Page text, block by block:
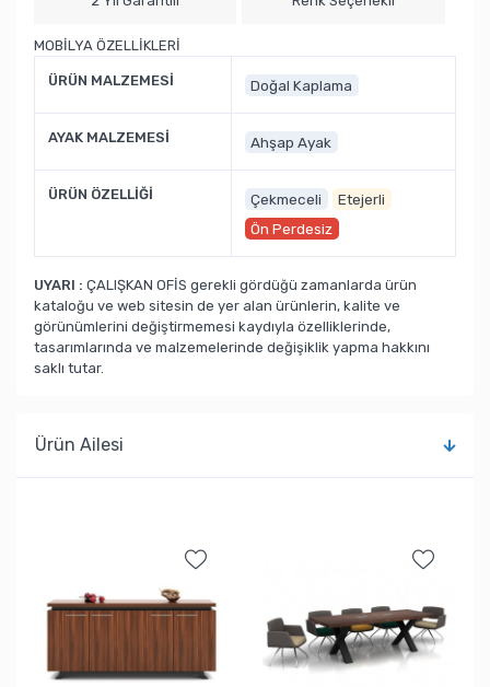
MOBİLYA ÖZELLİKLERİ
ÜRÜN MALZEMESİ Doğal Kaplama
AYAK MALZEMESİ Ahşap Ayak
ÜRÜN ÖZELLİĞİ Çekmeceli
Etejerli
Ön Perdesiz
UYARI : ÇALIŞKAN OFİS gerekli gördüğü zamanlarda ürün
kataloğu ve web sitesin de yer alan ürünlerin, kalite ve
görünümlerini değiştirmemesi kaydıyla özelliklerinde,
tasarımlarında ve malzemelerinde değişiklik yapma hakkını
saklı tutar.
Ürün Ailesi